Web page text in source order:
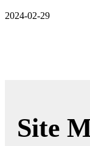
2024-02-29
Site